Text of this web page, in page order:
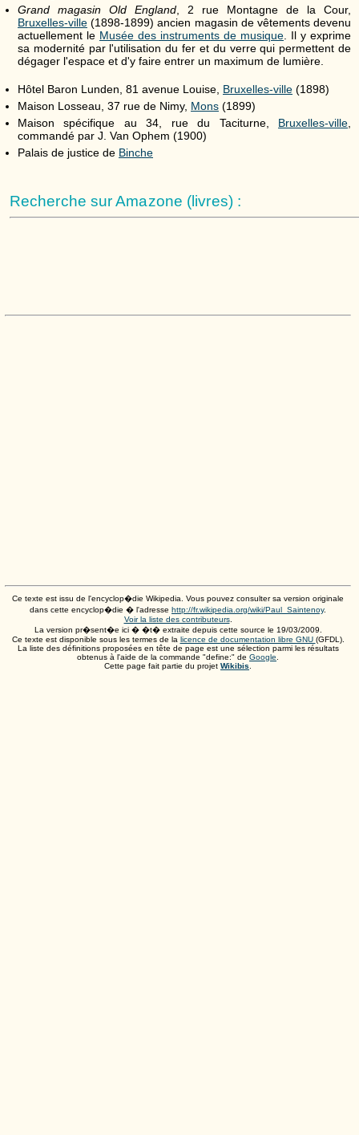
Grand magasin Old England , 2 rue Montagne de la Cour,
Bruxelles-ville (1898-1899) ancien magasin de vêtements devenu
actuellement le Musée des instruments de musique . Il y exprime
sa modernité par l'utilisation du fer et du verre qui permettent de
dégager l'espace et d'y faire entrer un maximum de lumière.
Hôtel Baron Lunden, 81 avenue Louise, Bruxelles-ville (1898)
Maison Losseau, 37 rue de Nimy, Mons (1899)
Maison spécifique au 34, rue du Taciturne, Bruxelles-ville,
commandé par J. Van Ophem (1900)
Palais de justice de Binche
Recherche sur Amazone (livres) :
Ce texte est issu de l'encyclop�die Wikipedia. Vous pouvez consulter sa version originale
dans cette encyclop�die � l'adresse http://fr.wikipedia.org/wiki/Paul_Saintenoy.
Voir la liste des contributeurs.
La version pr�sent�e ici � �t� extraite depuis cette source le 19/03/2009
Ce texte est disponible sous les termes de la licence de documentation libre GNU (GFDL).
La liste des définitions proposées en tête de page est une sélection parmi les résultats
obtenus à l'aide de la commande "define:" de Google
Cette page fait partie du projet Wikibis